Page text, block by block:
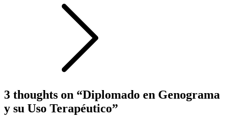
3 thoughts on “Diplomado en Genograma
y su Uso Terapéutico”